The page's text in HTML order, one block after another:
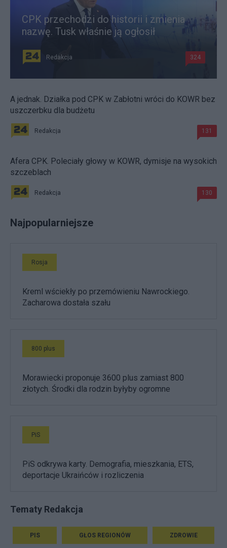
CPK przechodzi do historii i zmienia
nazwę. Tusk właśnie ją ogłosił
Redakcja 324
A jednak. Działka pod CPK w Zabłotni wróci do KOWR bez
uszczerbku dla budżetu
Redakcja 131
Afera CPK. Poleciały głowy w KOWR, dymisje na wysokich
szczeblach
Redakcja 130
Najpopularniejsze
Rosja
Kreml wściekły po przemówieniu Nawrockiego.
Zacharowa dostała szału
800 plus
Morawiecki proponuje 3600 plus zamiast 800
złotych. Środki dla rodzin byłyby ogromne
PiS
PiS odkrywa karty. Demografia, mieszkania, ETS,
deportacje Ukraińców i rozliczenia
Tematy Redakcja
PIS GŁOS REGIONÓW ZDROWIE